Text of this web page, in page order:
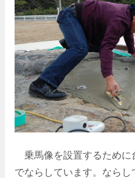
乗馬像を設置するために
でならしています。なら